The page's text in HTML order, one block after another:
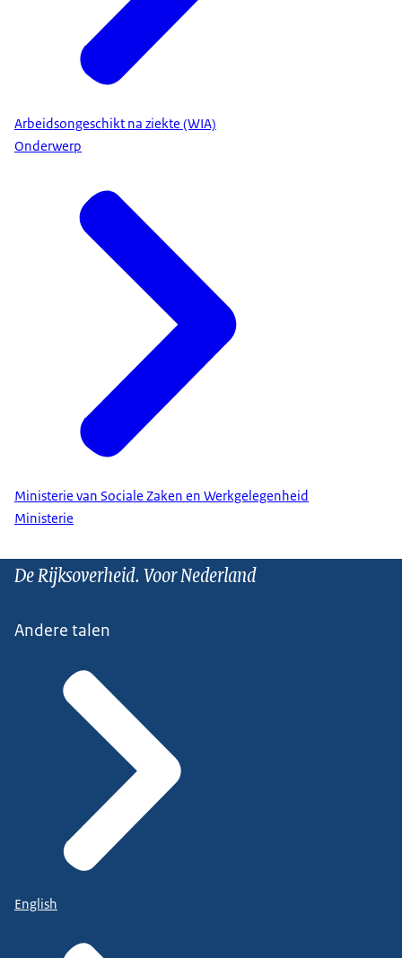
Arbeidsongeschikt na ziekte (WIA)
Onderwerp
Ministerie van Sociale Zaken en Werkgelegenheid
Ministerie
De Rijksoverheid. Voor Nederland
Andere talen
English